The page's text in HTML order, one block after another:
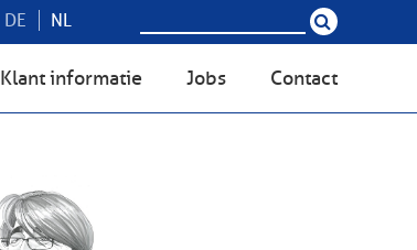
DE NL
Klant informatie Jobs Contact